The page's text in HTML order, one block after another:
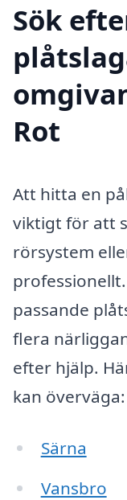
Sök
Rot
Att hitta en
viktigt för att
rörsystem
passande
flera
efter hjälp.
kan överväga:
Särna
Vansbro